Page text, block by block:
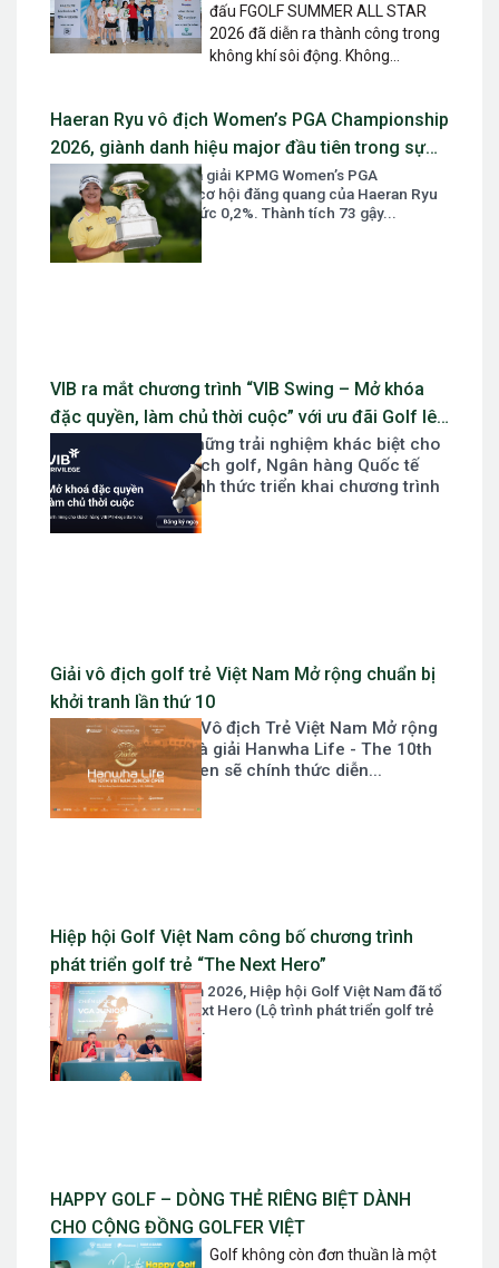
đấu FGOLF SUMMER ALL STAR
2026 đã diễn ra thành công trong
không khí sôi động. Không...
Haeran Ryu vô địch Women’s PGA Championship
2026, giành danh hiệu major đầu tiên trong sự
nghiệp
Sau vòng mở màn của giải KPMG Women’s PGA
Championship 2026, cơ hội đăng quang của Haeran Ryu
chỉ được dự đoán ở mức 0,2%. Thành tích 73 gậy...
VIB ra mắt chương trình “VIB Swing – Mở khóa
đặc quyền, làm chủ thời cuộc” với ưu đãi Golf lên
đến 10 triệu đồng
Nhằm mang đến những trải nghiệm khác biệt cho
khách hàng yêu thích golf, Ngân hàng Quốc tế
Việt Nam (VIB) chính thức triển khai chương trình
ưu đãi “VIB...
Giải vô địch golf trẻ Việt Nam Mở rộng chuẩn bị
khởi tranh lần thứ 10
Giải Hanwha Life - Vô địch Trẻ Việt Nam Mở rộng
lần thứ 10 hay gọi là giải Hanwha Life - The 10th
Vietnam Junior Open sẽ chính thức diễn...
Hiệp hội Golf Việt Nam công bố chương trình
phát triển golf trẻ “The Next Hero”
Ngày 07 tháng 03 năm 2026, Hiệp hội Golf Việt Nam đã tổ
chức Tọa đàm The Next Hero (Lộ trình phát triển golf trẻ
trong giai đoạn mới)....
HAPPY GOLF – DÒNG THẺ RIÊNG BIỆT DÀNH
CHO CỘNG ĐỒNG GOLFER VIỆT
Golf không còn đơn thuần là một